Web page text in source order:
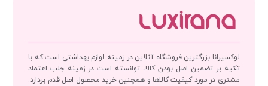
لوکسیرانا بزرگترین فروشگاه آنلاین در زمینه لوازم بهداشتی است که با
تکیه بر تضمین اصل بودن کالا، توانسته است در زمینه جلب اعتماد
مشتری در مورد کیفیت کالاها و همچنین خرید محصول اصل قدم بردارد.